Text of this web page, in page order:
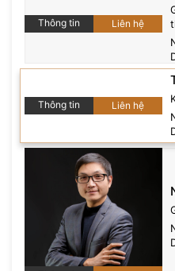
: Kiến trúc sư chủ
Số dự án đã thực hiện: 0+
Thông tin Liên hệ
Thông tin Liên hệ